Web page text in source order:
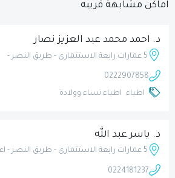
اماكن مشابهة قريبه
د. احمد محمد عبد العزيز نصار
5 عمارات رابعة الاستثمارى - طريق النصر -
0222907858
اطباء اطباء نساء وولادة
د. ياسر عبد الله
5 عمارات رابعة الاستثمارى - طريق النصر - اعلى مطعم توم اند بصل
0224181237